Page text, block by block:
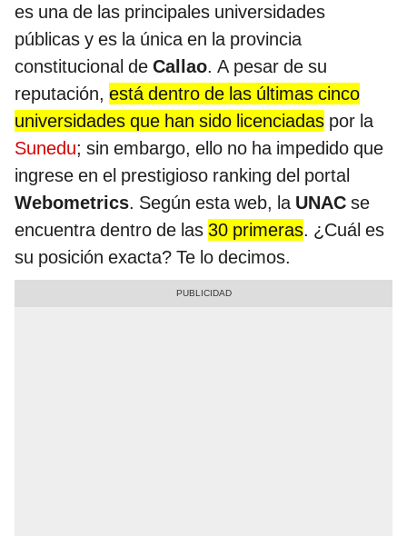
es una de las principales universidades
públicas y es la única en la provincia
constitucional de Callao. A pesar de su
reputación, está dentro de las últimas cinco
universidades que han sido licenciadas por la
Sunedu; sin embargo, ello no ha impedido que
ingrese en el prestigioso ranking del portal
Webometrics. Según esta web, la UNAC se
encuentra dentro de las 30 primeras. ¿Cuál es
su posición exacta? Te lo decimos.